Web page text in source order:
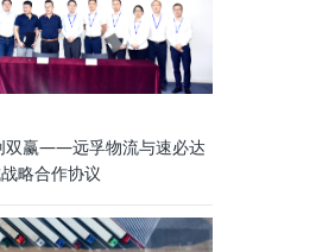
双赢——远孚物流与速必达
略合作协议